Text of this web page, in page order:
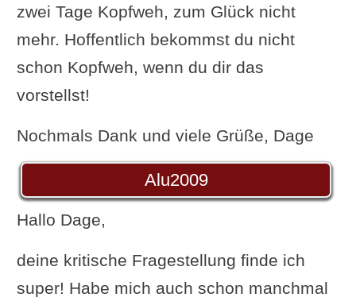
zwei Tage Kopfweh, zum Glück nicht
mehr. Hoffentlich bekommst du nicht
schon Kopfweh, wenn du dir das
vorstellst!
Nochmals Dank und viele Grüße, Dage
Alu2009
Hallo Dage,
deine kritische Fragestellung finde ich
super! Habe mich auch schon manchmal